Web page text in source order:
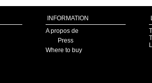
INFORMATION
A propos de
Press
Where to buy